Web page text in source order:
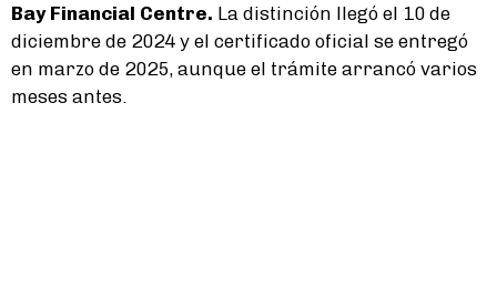
Bay Financial Centre. La distinción llegó el 10 de
diciembre de 2024 y el certificado oficial se entregó
en marzo de 2025, aunque el trámite arrancó varios
meses antes.